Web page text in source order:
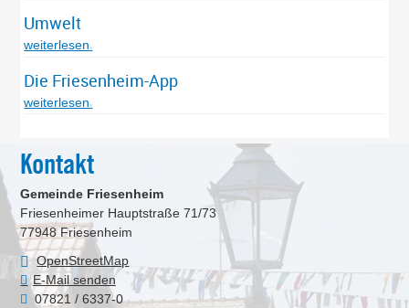
Umwelt
weiterlesen
Die Friesenheim-App
weiterlesen
Kontakt
Gemeinde Friesenheim
Friesenheimer Hauptstraße 71/73
77948 Friesenheim
OpenStreetMap
E-Mail senden
07821 / 6337-0